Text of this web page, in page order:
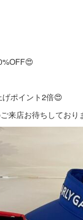
ポイント2倍😍
来店お待ちしており